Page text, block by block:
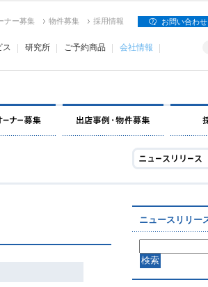
ナー募集 物件募集 採用情報 お問い合わせ
ス 研究所 ご予約商品 会社情報
ニュースリリー